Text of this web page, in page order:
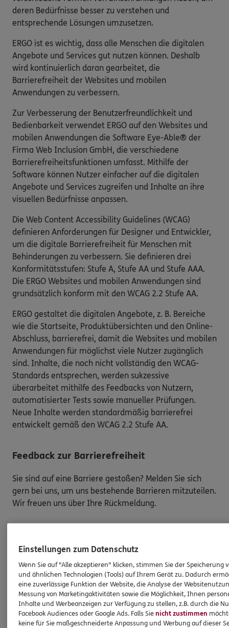
deren Bedürfnisse besser zu verstehen und
entsprechende Lösungen umzusetzen.
ERGO ist es wichtig, dass alle Menschen die digitalen
Angebote und Services gut nutzen können. Deshalb
wird kontinuierlich daran gearbeitet, die
Barrierefreiheit der Websites und mobilen
Anwendungen zu verbessern.
Zur Verbesserung der Benutzerfreundlichkeit und
Bedienbarkeit verwendet ERGO auf den Websites und
mobilen Anwendungen die Software Eye-Able® der
Firma Web Inclusion GmbH, die verschiedene
Barrierefreiheitsfunktionen umfasst. Mithilfe der
Software können Nutzer einfacher auf die digitalen
Angebote und Services zugreifen und Inhalte an ihre
visuellen Bedürfnisse anpassen.
Die Web Content Accessibility Guidelines (WCAG)
definieren Anforderungen für Designer und Entwickler,
um die digitale Barrierefreiheit für Menschen mit
Behinderungen zu verbessern. Sie definieren drei
Konformitätsstufen: Stufe A, Stufe AA und Stufe AAA.
Die ERGO Websites und mobilen Anwendungen sind
grundsätzlich konform mit den WCAG 2.2 Stufe AA.
ERGO gestaltet die digitalen Angebote, z. B. Bereiche
wie die Startseite, Produktübersichten und den Online-
Abschluss, barrierefrei, damit die Websites und mobilen
Anwendungen für möglichst viele Nutzer zugänglich
sind. Inhalte, die noch nicht vollständig den WCAG-
Standards entsprechen, werden sukzessive
überarbeitet mithilfe des Feedbacks von Nutzern,
automatisierter Tests sowie manueller Prüfungen.
Neue Inhalte werden standardmäßig barrierefrei
entwickelt gemäß den WCAG 2.2 Stufe AA.
Feedback zur Barrierefreiheit
Sie sind auf eine Barriere gestoßen? Melden Sie sich
gern bei uns, um uns bestehende Barrieren mitzuteilen.
Wir freuen uns über Ihre Rückmeldung.
Bitte teilen Sie mit,auf welcher Webseite
eine Barriere gestoßen sind. Kopieren Sie hierzu
den Link aus der Adresszeile Ihres Browsers.
Schicken Sie denLink zusammen mit einem
Hinweis auf den Text oder Service, der Ihnen
Schwierigkeiten bereitet hat, an:
barriere.melden@ergo.de
Einstellungen zum Datenschutz
Wenn Sie auf "Alle akzeptieren" klicken, stimmen Sie der Speicherung
und ähnlichen Technologien (Tools) auf Ihrem Gerät zu. Dadurch
eine zuverlässige Funktion der Website, die Analyse der
Messung von Marketingaktivitäten sowie die Möglichkeit, Ihnen
Inhalte und Werbeanzeigen zur Verfügung zu stellen, z.B. durch die
Facebook Audiences oder Google Ads. Falls Sienicht zustimmen
keine für Sie maßgeschneiderte Anpassung und Werbung auf dieser